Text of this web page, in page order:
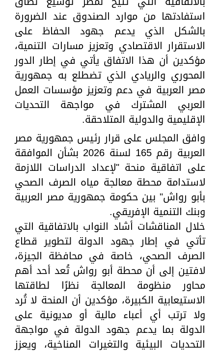
استفادتها من موارد الصندوق عند الضرورة
بالشكل الذي يدعم جهود الحفاظ على
الاستقرار الاقتصادي وتعزيز مسارات التنمية،
مؤكدين أن هذا الاتفاق يأتي في إطار الدور
المحوري والريادي الذي تضطلع به جمهورية
مصر العربية في دعم وتعزيز مؤسسات العمل
العربي المشترك في مواجهة التحديات
الإقليمية والدولية المتلاحقة.
وافق المجلس على قرار رئيس جمهورية مصر
العربية رقم 165 لسنة 2026 بشأن الموافقة
على اتفاقية منحة "لإعداد الدراسات اللازمة
لاستدامة محطة معالجة مياه الصرف الصحي
بأبو رواش" بين حكومة جمهورية مصر العربية
وبنك التنمية الإفريقي.
خلال المناقشات أشاد النواب بالاتفاقية التي
تأتي في إطار جهود الدولة لتطوير قطاع
الصرف الصحي، خاصة في محافظة الجيزة،
لافتين إلى أن محطة أبو رواش تُعد أحد أهم
محاور منظومة المعالجة نظرًا لطاقتها
الاستيعابية الكبيرة، مؤكدين أن المنحة لا تُرد
ولا ترتب أي أعباء مالية أو مديونية على
الدولة بما يدعم جهود الدولة في مواجهة
التحديات البيئية والتغيرات المناخية، ويعزز